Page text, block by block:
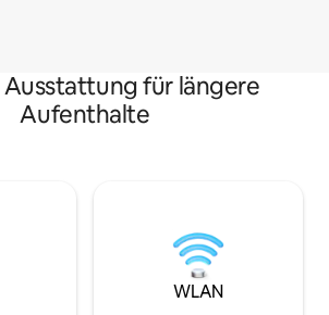
für längere
Aufenthalte
WLAN